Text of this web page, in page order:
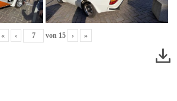
« ‹ von 15 › »